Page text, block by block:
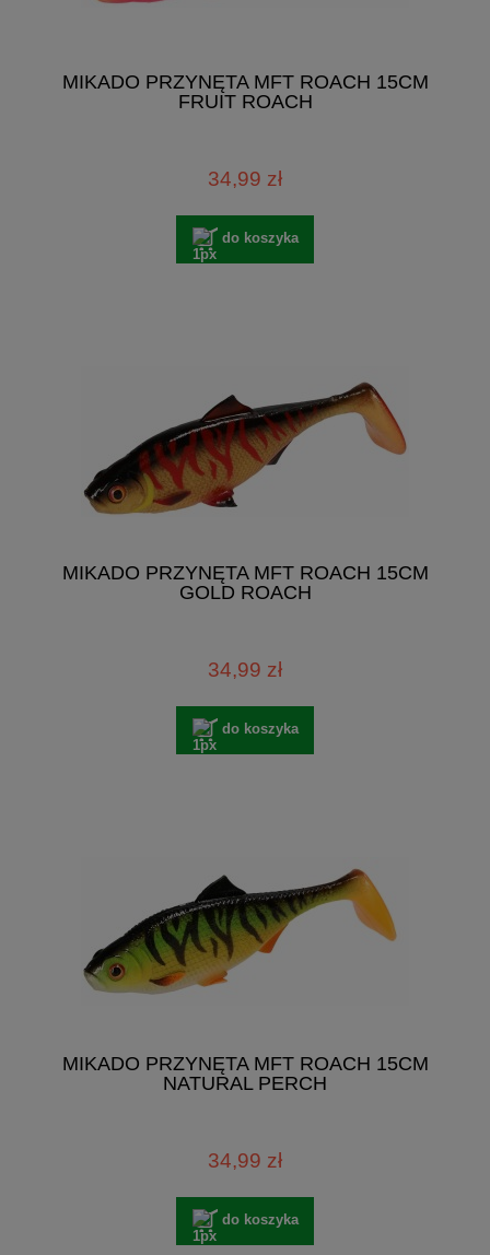
MIKADO PRZYNĘTA MFT ROACH 15CM
FRUIT ROACH
34,99 zł
do koszyka
MIKADO PRZYNĘTA MFT ROACH 15CM
GOLD ROACH
34,99 zł
do koszyka
MIKADO PRZYNĘTA MFT ROACH 15CM
NATURAL PERCH
34,99 zł
do koszyka